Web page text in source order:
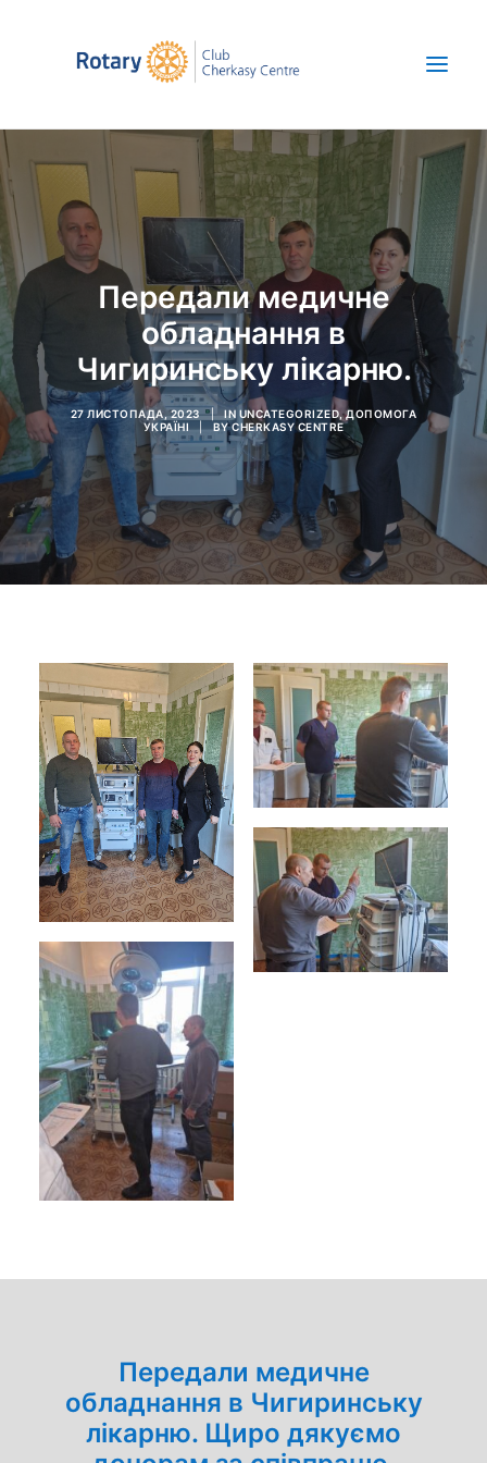
Про нас
Новини
Проекти
Save Ukraine
ENG
+380 67 392 47 52
Передали медичне
обладнання в
Чигиринську лікарню.
27 ЛИСТОПАДА, 2023 | IN UNCATEGORIZED ,ДОПОМОГА
УКРАЇНІ
| BYCHERKASY CENTRE
Передали медичне
обладнання в Чигиринську
лікарню. Щиро дякуємо